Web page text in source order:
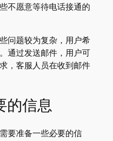
不愿意等待电话接通的
问题较为复杂，用户希
通过发送邮件，用户可
，客服人员在收到邮件
的信息
要准备一些必要的信